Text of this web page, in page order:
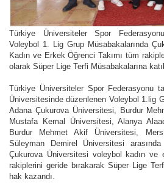
Türkiye Üniversiteler Spor
Voleybol 1. Lig Grup Müsabakalarında
Kadın ve Erkek Öğrenci Takımı tüm
olarak Süper Lige Terfi Müsabakalarına
Türkiye Üniversiteler Spor Federasyonu
Üniversitesinde düzenlenen Voleybol 1.lig
Adana Çukurova Üniversitesi, Burdur
Mustafa Kemal Üniversitesi, Alanya
Burdur Mehmet Akif Üniversitesi,
Süleyman Demirel Üniversitesi
Çukurova Üniversitesi voleybol kadın ve
rakiplerini geride bırakarak Süper Lige
hak kazandı.